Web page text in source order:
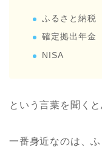
ふるさと納税
確定拠出年金
NISA
という言葉を聞くと
一番身近なのは、